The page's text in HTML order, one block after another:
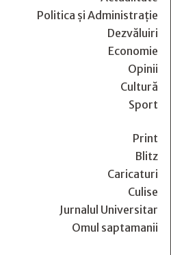
Politica și Administrație
Dezvăluiri
Economie
Opinii
Cultură
Sport
Print
Blitz
Caricaturi
Culise
Jurnalul Universitar
Omul saptamanii